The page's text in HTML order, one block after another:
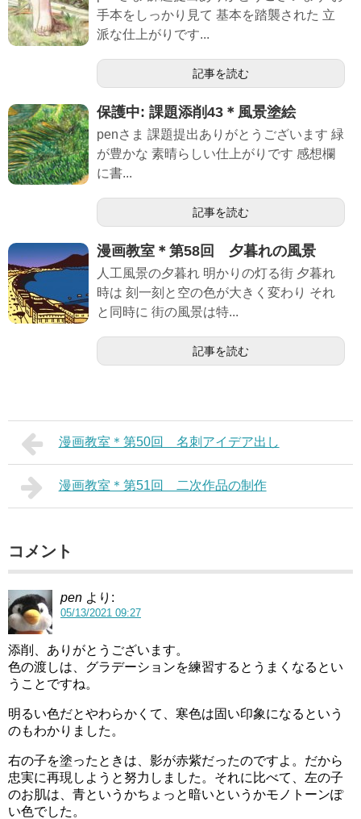
手本をしっかり見て 基本を踏襲された 立
派な仕上がりです...
記事を読む
保護中: 課題添削43＊風景塗絵
penさま 課題提出ありがとうございます 緑
が豊かな 素晴らしい仕上がりです 感想欄
に書...
記事を読む
漫画教室＊第58回 夕暮れの風景
人工風景の夕暮れ 明かりの灯る街 夕暮れ
時は 刻一刻と空の色が大きく変わり それ
と同時に 街の風景は特...
記事を読む
漫画教室＊第50回 名刺アイデア出し
漫画教室＊第51回 二次作品の制作
コメント
pen より:
05/13/2021 09:27
添削、ありがとうございます。
色の渡しは、グラデーションを練習するとうまくなるとい
うことですね。
明るい色だとやわらかくて、寒色は固い印象になるという
のもわかりました。
右の子を塗ったときは、影が赤紫だったのですよ。だから
忠実に再現しようと努力しました。それに比べて、左の子
のお肌は、青というかちょっと暗いというかモノトーンぽ
い色でした。